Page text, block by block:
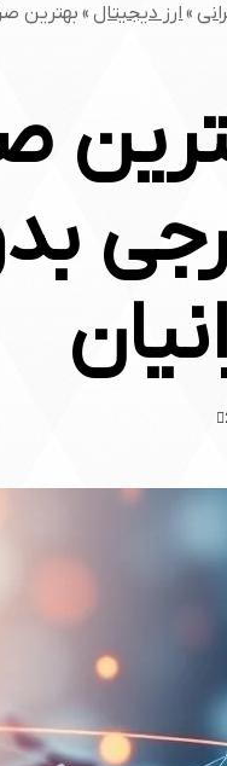
»ارز دیجیتال » بهترین